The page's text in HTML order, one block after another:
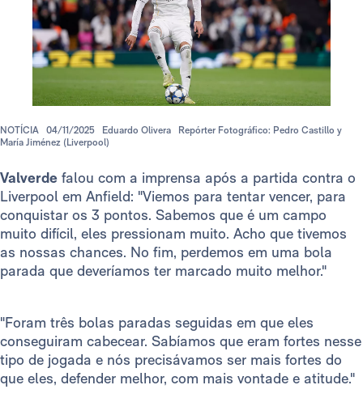
NOTÍCIA 04/11/2025 Eduardo Olivera
Repórter Fotográfico: Pedro Castillo y
María Jiménez (Liverpool)
Valverde falou com a imprensa após a partida contra o
Liverpool em Anfield: "Viemos para tentar vencer, para
conquistar os 3 pontos. Sabemos que é um campo
muito difícil, eles pressionam muito. Acho que tivemos
as nossas chances. No fim, perdemos em uma bola
parada que deveríamos ter marcado muito melhor."
"Foram três bolas paradas seguidas em que eles
conseguiram cabecear. Sabíamos que eram fortes nesse
tipo de jogada e nós precisávamos ser mais fortes do
que eles, defender melhor, com mais vontade e atitude."